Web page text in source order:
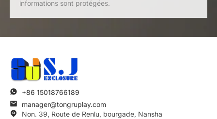
informations sont protégées.
+86 15018766189
manager@tongruplay.com
Non. 39, Route de Renlu, bourgade, Nansha